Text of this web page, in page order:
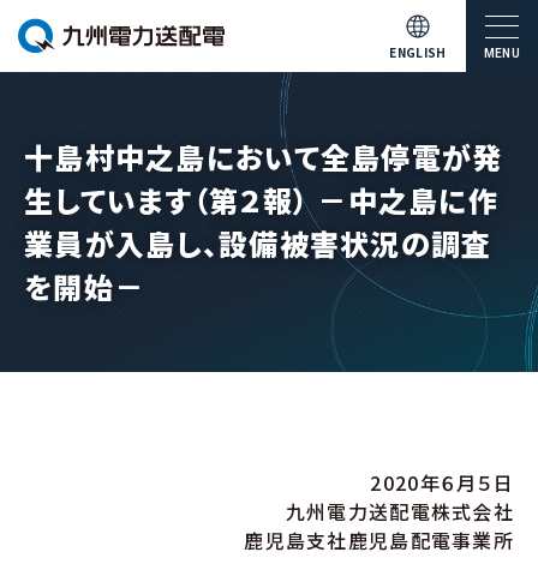
ENGLISH MENU
十島村中之島において全島停電が発
生しています（第２報） －中之島に作
業員が入島し、設備被害状況の調査
を開始－
2020年６月５日
九州電力送配電株式会社
鹿児島支社鹿児島配電事業所